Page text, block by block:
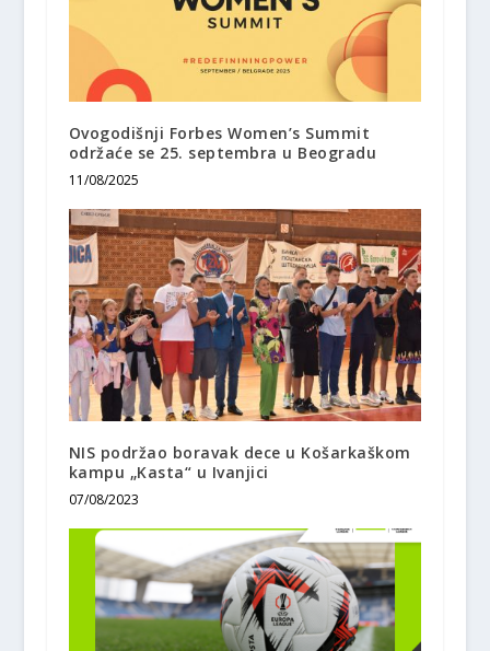
Ovogodišnji Forbes Women’s Summit
održaće se 25. septembra u Beogradu
11/08/2025
NIS podržao boravak dece u Košarkaškom
kampu „Kasta“ u Ivanjici
07/08/2023